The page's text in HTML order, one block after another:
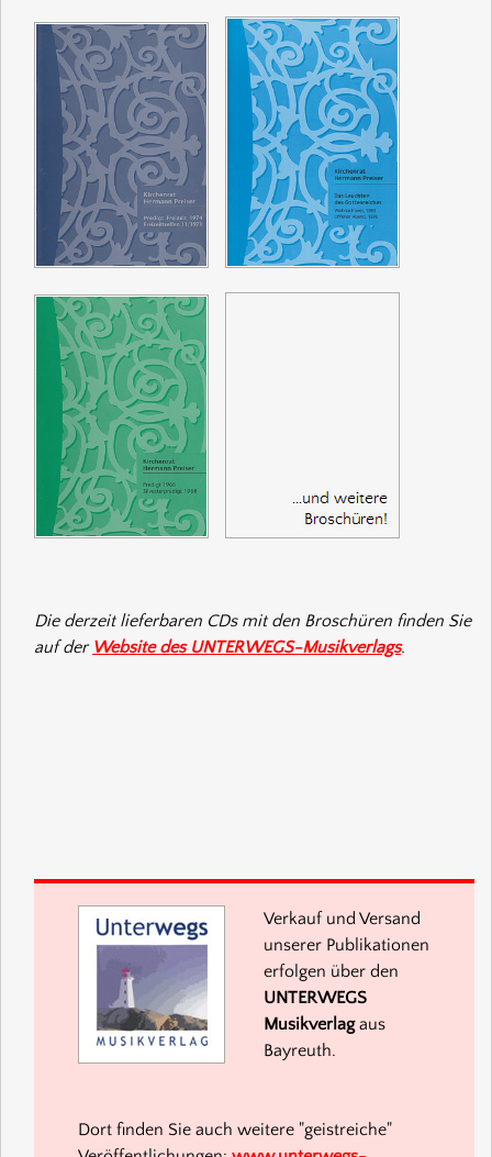
Die derzeit lieferbaren CDs mit den Broschüren finden Sie
auf der Website des UNTERWEGS-Musikverlags.
Verkauf und Versand
unserer Publikationen
erfolgen über den
UNTERWEGS
Musikverlagaus
Bayreuth.
Dort finden Sie auch weitere "geistreiche"